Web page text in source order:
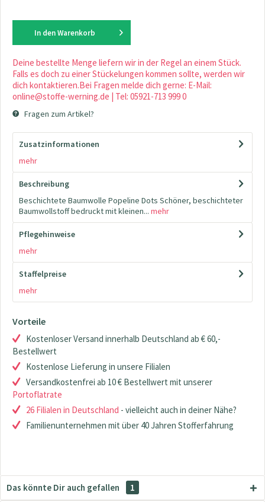
In den Warenkorb
Deine bestellte Menge liefern wir in der Regel an einem Stück.
Falls es doch zu einer Stückelungen kommen sollte, werden wir
dich kontaktieren.Bei Fragen melde dich gerne: E-Mail:
online@stoffe-werning.de | Tel: 05921-713 999 0
Fragen zum Artikel?
Zusatzinformationen
mehr
Beschreibung
Beschichtete Baumwolle Popeline Dots Schöner, beschichteter
Baumwollstoff bedruckt mit kleinen... mehr
Pflegehinweise
mehr
Staffelpreise
mehr
Vorteile
Kostenloser Versand innerhalb Deutschland ab € 60,-
Bestellwert
Kostenlose Lieferung in unsere Filialen
Versandkostenfrei ab 10 € Bestellwert mit unserer
Portoflatrate
26 Filialen in Deutschland - vielleicht auch in deiner Nähe?
Familienunternehmen mit über 40 Jahren Stofferfahrung
Das könnte Dir auch gefallen 1